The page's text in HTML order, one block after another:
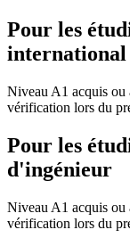
Pour les
Niveau A1 acquis ou
vérification lors du
Pour les
d'ingénieur
Niveau A1 acquis ou
vérification lors du